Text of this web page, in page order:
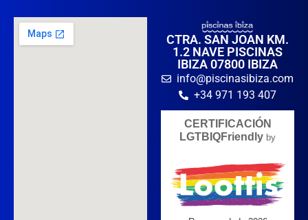
CTRA. SAN JOAN KM.
1.2 NAVE PISCINAS
IBIZA 07800 IBIZA
info@piscinasibiza.com
+34 971 193 407